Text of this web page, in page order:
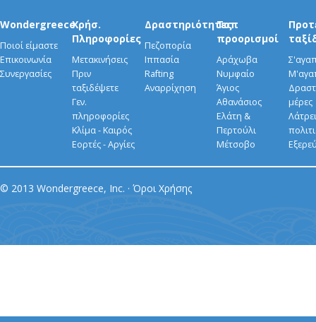
Wondergreece
Ποιοί είμαστε
Επικοινωνία
Συνεργασίες
Χρήσ.
Πληροφορίες
Μετακινήσεις
Πριν
ταξιδέψετε
Γεν.
πληροφορίες
Κλίμα - Καιρός
Εορτές - Αργίες
Δραστηριότητες
Πεζοπορία
Ιππασία
Rafting
Αναρρίχηση
Τοπ
προορισμοί
Αράχωβα
Νυμφαίο
Άγιος
Αθανάσιος
Ελάτη &
Περτούλι
Μέτσοβο
μέρες
© 2013 Wondergreece, Inc. · Όροι Χρήσης